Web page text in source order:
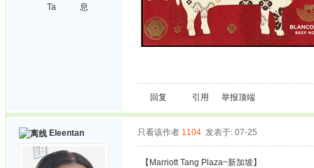
Ta
息
回复 引用 举报顶端
Eleentan 只看该作者 1104 发表于: 07-25
【Marriott Tang Plaza~新加坡】